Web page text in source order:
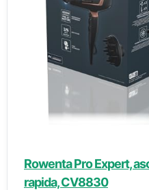
Rowenta Pro Expert,
rapida, CV8830